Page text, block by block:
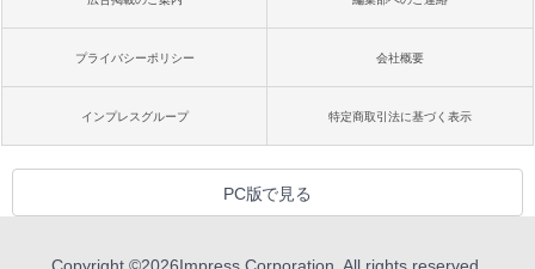
プライバシーポリシー 会社概要
インプレスグループ 特定商取引法に基づく表示
PC版で見る